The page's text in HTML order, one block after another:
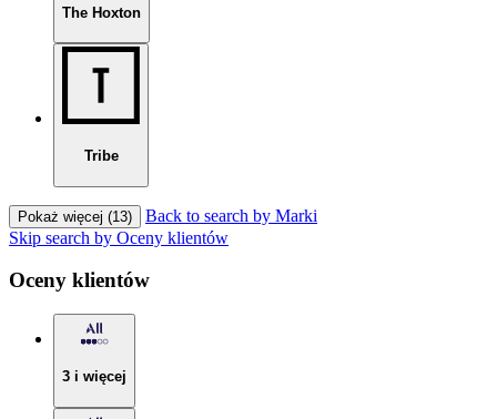
The Hoxton
Tribe
Pokaż więcej (13)
Back to search by Marki
Skip search by Oceny klientów
Oceny klientów
3 i więcej